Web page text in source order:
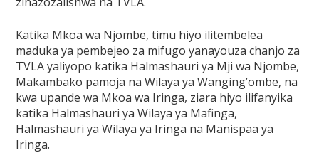
Katika Mkoa wa Njombe, timu hiyo ilitembelea
maduka ya pembejeo za mifugo yanayouza chanjo za
TVLA yaliyopo katika Halmashauri ya Mji wa Njombe,
Makambako pamoja na Wilaya ya Wanging’ombe, na
kwa upande wa Mkoa wa Iringa, ziara hiyo ilifanyika
katika Halmashauri ya Wilaya ya Mafinga,
Halmashauri ya Wilaya ya Iringa na Manispaa ya
Iringa.